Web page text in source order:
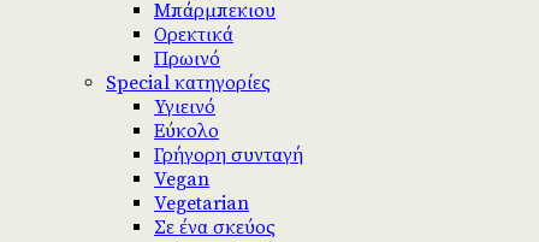
Μπάρμπεκιου
Ορεκτικά
Πρωινό
Special κατηγορίες
Υγιεινό
Εύκολο
Γρήγορη συνταγή
Vegan
Vegetarian
Σε ένα σκεύος